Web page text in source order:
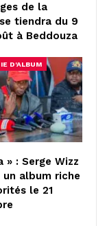
de la
tiendra du 9
à Beddouza
D'ALBUM
» : Serge Wizz
album riche
le 21